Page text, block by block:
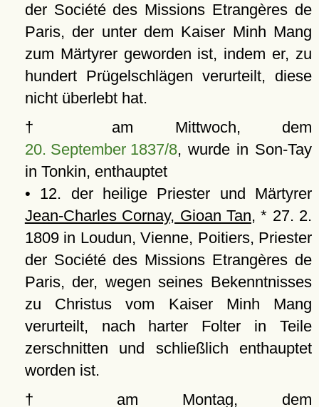
der Société des Missions Etrangères de
Paris, der unter dem Kaiser Minh Mang
zum Märtyrer geworden ist, indem er, zu
hundert Prügelschlägen verurteilt, diese
nicht überlebt hat.
† am Mittwoch, dem
20. September 1837/8, wurde in Son-Tay
in Tonkin, enthauptet
• 12. der heilige Priester und Märtyrer
Jean-Charles Cornay, Gioan Tan, * 27. 2.
1809 in Loudun, Vienne, Poitiers, Priester
der Société des Missions Etrangères de
Paris, der, wegen seines Bekenntnisses
zu Christus vom Kaiser Minh Mang
verurteilt, nach harter Folter in Teile
zerschnitten und schließlich enthauptet
worden ist.
† am Montag, dem